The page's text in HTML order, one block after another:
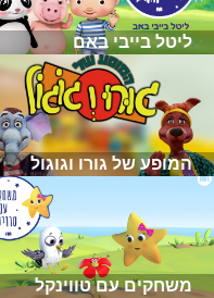
ליטל בייבי באם
המופע של גורו וגוגול
משחקים עם טווינקל